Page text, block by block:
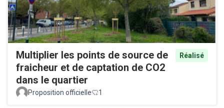
Multiplier les points de source de
fraicheur et de captation de CO2
dans le quartier
Réalisé
Proposition officielle 1